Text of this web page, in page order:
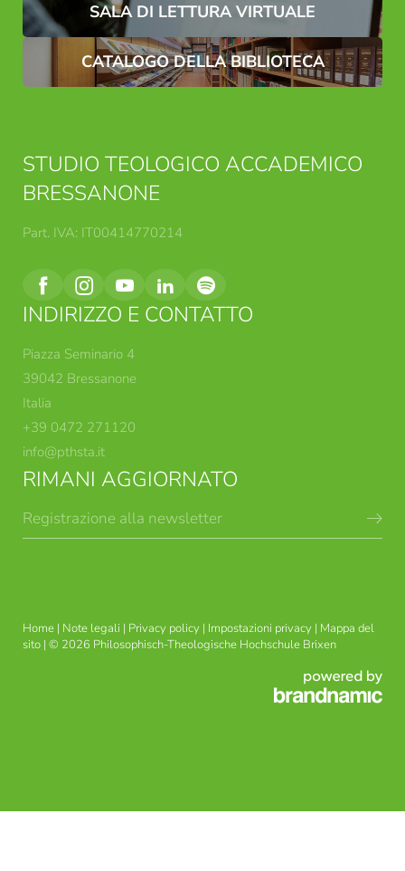
BRISSINESI
FORMAZIONE TEOLOGICA-
SALA DI LETTURA VIRTUALE
CATALOGO DELLA BIBLIOTECA
STUDIO TEOLOGICO ACCADEMICO
BRESSANONE
Part. IVA: IT00414770214
INDIRIZZO E CONTATTO
Piazza Seminario 4
39042 Bressanone
Italia
+39 0472 271120
info@pthsta.it
RIMANI AGGIORNATO
Registrazione alla newsletter
Home | Note legali | Privacy policy | Impostazioni privacy | Mappa del
sito | © 2026 Philosophisch-Theologische Hochschule Brixen